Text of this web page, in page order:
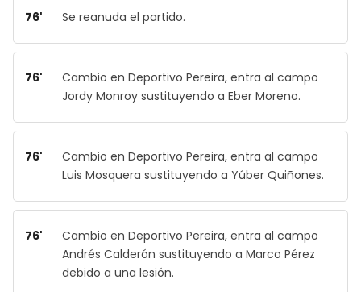
76' Se reanuda el partido.
76'
Cambio en Deportivo Pereira, entra al campo
Jordy Monroy sustituyendo a Eber Moreno.
76'
Cambio en Deportivo Pereira, entra al campo
Luis Mosquera sustituyendo a Yúber Quiñones.
76'
Cambio en Deportivo Pereira, entra al campo
Andrés Calderón sustituyendo a Marco Pérez
debido a una lesión.